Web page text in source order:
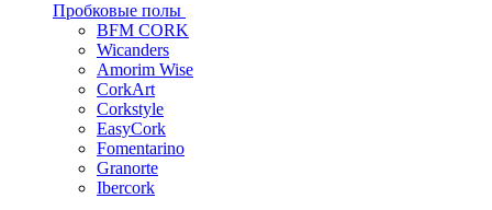
Пробковые полы
BFM CORK
Wicanders
Amorim Wise
CorkArt
Corkstyle
EasyCork
Fomentarino
Granorte
Ibercork